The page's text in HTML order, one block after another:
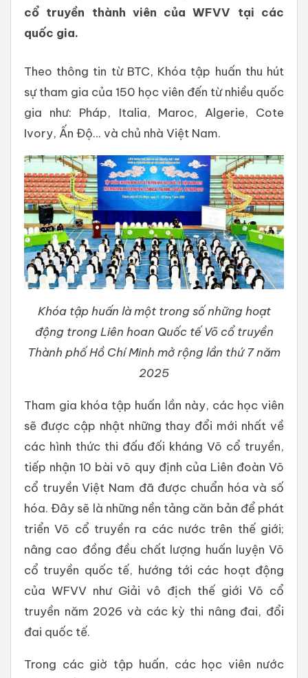
cổ truyền thành viên của WFVV tại các
quốc gia.
Theo thông tin từ BTC, Khóa tập huấn thu hút
sự tham gia của 150 học viên đến từ nhiều quốc
gia như: Pháp, Italia, Maroc, Algerie, Cote
Ivory, Ấn Độ... và chủ nhà Việt Nam.
Khóa tập huấn là một trong số những hoạt
động trong Liên hoan Quốc tế Võ cổ truyền
Thành phố Hồ Chí Minh mở rộng lần thứ 7 năm
2025
Tham gia khóa tập huấn lần này, các học viên
sẽ được cập nhật những thay đổi mới nhất về
các hình thức thi đấu đối kháng Võ cổ truyền,
tiếp nhận 10 bài võ quy định của Liên đoàn Võ
cổ truyền Việt Nam đã được chuẩn hóa và số
hóa. Đây sẽ là những nền tảng căn bản để phát
triển Võ cổ truyền ra các nước trên thế giới;
nâng cao đồng đều chất lượng huấn luyện Võ
cổ truyền quốc tế, hướng tới các hoạt động
của WFVV như Giải vô địch thế giới Võ cổ
truyền năm 2026 và các kỳ thi nâng đai, đổi
đai quốc tế.
Trong các giờ tập huấn, các học viên nước